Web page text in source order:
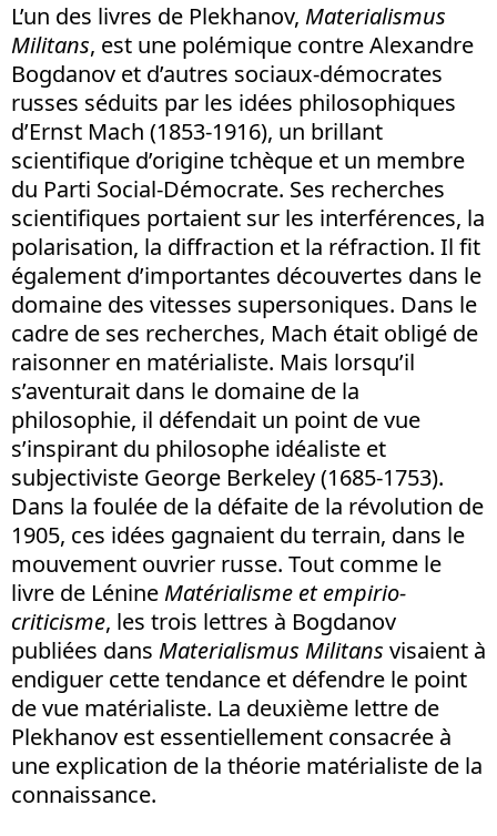
L’un des livres de Plekhanov, Materialismus
Militans, est une polémique contre Alexandre
Bogdanov et d’autres sociaux-démocrates
russes séduits par les idées philosophiques
d’Ernst Mach (1853-1916), un brillant
scientifique d’origine tchèque et un membre
du Parti Social-Démocrate. Ses recherches
scientifiques portaient sur les interférences, la
polarisation, la diffraction et la réfraction. Il fit
également d’importantes découvertes dans le
domaine des vitesses supersoniques. Dans le
cadre de ses recherches, Mach était obligé de
raisonner en matérialiste. Mais lorsqu’il
s’aventurait dans le domaine de la
philosophie, il défendait un point de vue
s’inspirant du philosophe idéaliste et
subjectiviste George Berkeley (1685-1753).
Dans la foulée de la défaite de la révolution de
1905, ces idées gagnaient du terrain, dans le
mouvement ouvrier russe. Tout comme le
livre de LénineMatérialisme et empirio-
criticisme, les trois lettres à Bogdanov
publiées dans Materialismus Militans visaient à
endiguer cette tendance et défendre le point
de vue matérialiste. La deuxième lettre de
Plekhanov est essentiellement consacrée à
une explication de la théorie matérialiste de la
connaissance.